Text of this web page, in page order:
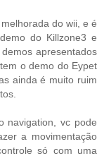
do wii, e é
do Killzone3 e
apresentados
o demo do Eypet
ainda é muito ruim
navigation, vc pode
a movimentação
só com uma